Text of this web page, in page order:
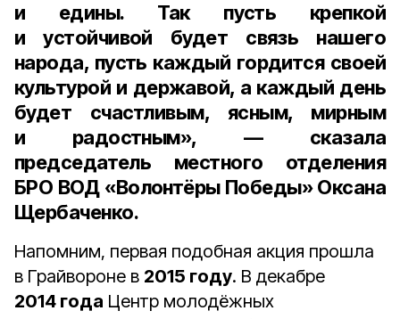
и едины. Так пусть крепкой
и устойчивой будет связь нашего
народа, пусть каждый гордится своей
культурой и державой, а каждый день
будет счастливым, ясным, мирным
и радостным», — сказала
председатель местного отделения
БРО ВОД «Волонтёры Победы» Оксана
Щербаченко.
Напомним, первая подобная акция прошла
в Грайвороне в 2015 году. В декабре
2014 года Центр молодёжных